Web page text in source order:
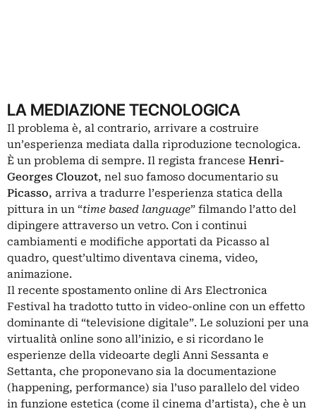
LA MEDIAZIONE TECNOLOGICA
Il problema è, al contrario, arrivare a costruire
un’esperienza mediata dalla riproduzione tecnologica.
È un problema di sempre. Il regista francese Henri-
Georges Clouzot, nel suo famoso documentario su
Picasso, arriva a tradurre l’esperienza statica della
pittura in un “time based language” filmando l’atto del
dipingere attraverso un vetro. Con i continui
cambiamenti e modifiche apportati da Picasso al
quadro, quest’ultimo diventava cinema, video,
animazione.
Il recente spostamento online di Ars Electronica
Festival ha tradotto tutto in video-online con un effetto
dominante di “televisione digitale”. Le soluzioni per una
virtualità online sono all’inizio, e si ricordano le
esperienze della videoarte degli Anni Sessanta e
Settanta, che proponevano sia la documentazione
(happening, performance) sia l’uso parallelo del video
in funzione estetica (come il cinema d’artista), che è un